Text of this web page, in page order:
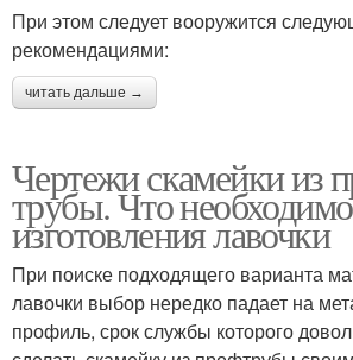
При этом следует вооружится
рекомендациями:
читать дальше →
Чертежи скамейки из
трубы. Что
изготовления лавочки
При поиске подходящего варианта
лавочки выбор нередко падает на
профиль, срок службы которого